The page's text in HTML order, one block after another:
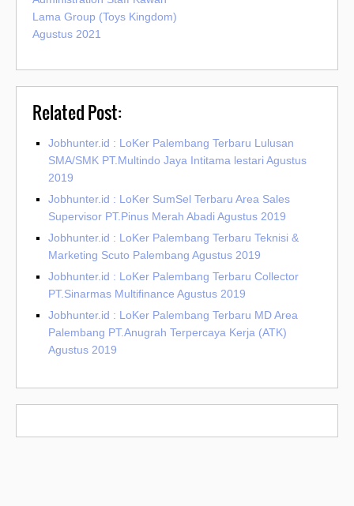
Lama Group (Toys Kingdom)
Agustus 2021
Related Post:
Jobhunter.id : LoKer Palembang Terbaru Lulusan
SMA/SMK PT.Multindo Jaya Intitama lestari Agustus
2019
Jobhunter.id : LoKer SumSel Terbaru Area Sales
Supervisor PT.Pinus Merah Abadi Agustus 2019
Jobhunter.id : LoKer Palembang Terbaru Teknisi &
Marketing Scuto Palembang Agustus 2019
Jobhunter.id : LoKer Palembang Terbaru Collector
PT.Sinarmas Multifinance Agustus 2019
Jobhunter.id : LoKer Palembang Terbaru MD Area
Palembang PT.Anugrah Terpercaya Kerja (ATK)
Agustus 2019